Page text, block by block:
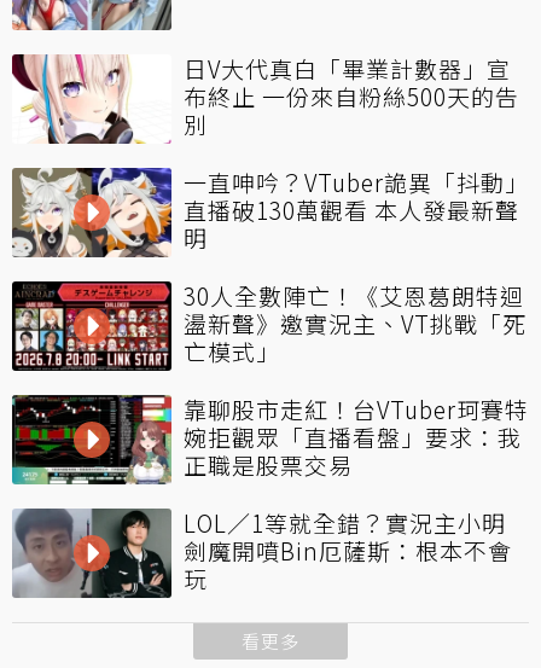
日V大代真白「畢業計數器」宣
布終止 一份來自粉絲500天的告
別
一直呻吟？VTuber詭異「抖動」
直播破130萬觀看 本人發最新聲
明
30人全數陣亡！《艾恩葛朗特迴
盪新聲》邀實況主、VT挑戰「死
亡模式」
靠聊股市走紅！台VTuber珂賽特
婉拒觀眾「直播看盤」要求：我
正職是股票交易
LOL／1等就全錯？實況主小明
劍魔開噴Bin厄薩斯：根本不會
玩
看更多